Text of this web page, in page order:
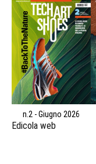
n.2 - Giugno 2026
Edicola web